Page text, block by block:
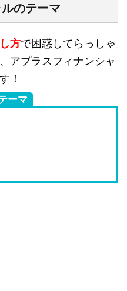
のテーマ
方で困惑してらっしゃ
アプラスフィナンシャ
！
ーマ